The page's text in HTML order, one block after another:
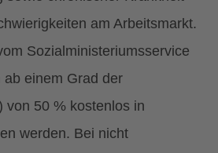
am Arbeitsmarkt.
Sozialministeriumsservice
einem Grad der
von 50 % kostenlos in
werden. Bei nicht